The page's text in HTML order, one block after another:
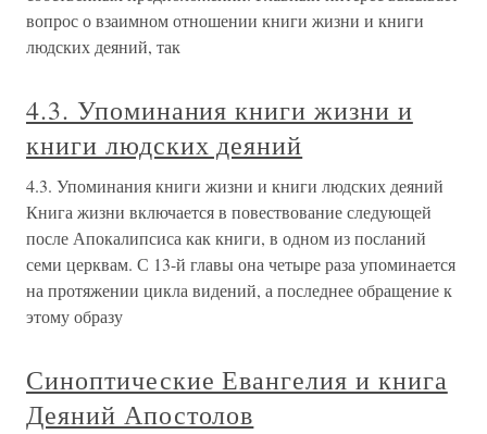
вопрос о взаимном отношении книги жизни и книги
людских деяний, так
4.3. Упоминания книги жизни и
книги людских деяний
4.3. Упоминания книги жизни и книги людских деяний
Книга жизни включается в повествование следующей
после Апокалипсиса как книги, в одном из посланий
семи церквам. С 13-й главы она четыре раза упоминается
на протяжении цикла видений, а последнее обращение к
этому образу
Синоптические Евангелия и книга
Деяний Апостолов